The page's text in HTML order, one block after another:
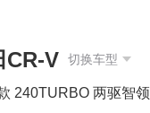
CR-V 切换车型
240TURBO 两驱智